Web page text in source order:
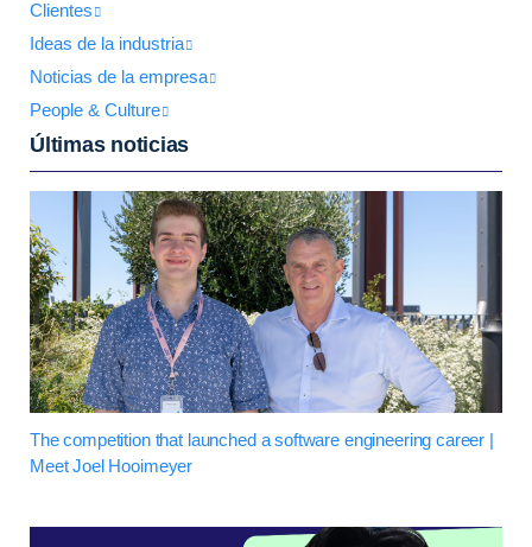
Clientes
Ideas de la industria
Noticias de la empresa
People & Culture
Últimas noticias
The competition that launched a software engineering career |
Meet Joel Hooimeyer